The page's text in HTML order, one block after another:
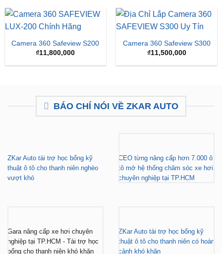
Camera 360 Safeview S200
₫11,800,000
Camera 360 Safeview S300
₫11,500,000
BÁO CHÍ NÓI VỀ ZKAR AUTO
ZKar Auto tài trợ học bổng kỹ
thuật ô tô cho thanh niên nghèo
vượt khó
CEO từng nâng cấp hơn 7.000 ô
tô mở hệ thống chăm sóc xe hơi
chuyên nghiệp tại TP.HCM
Gara nâng cấp xe hơi chuyên
nghiệp tại TP.HCM - Tài trợ học
bổng cho thanh niên khó khăn
ZKar Auto tài trợ học bổng kỹ
thuật ô tô cho thanh niên có hoàn
cảnh khó khăn